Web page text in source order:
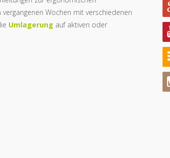
vergangenen Wochen mit verschiedenen
Umlagerung auf aktiven oder